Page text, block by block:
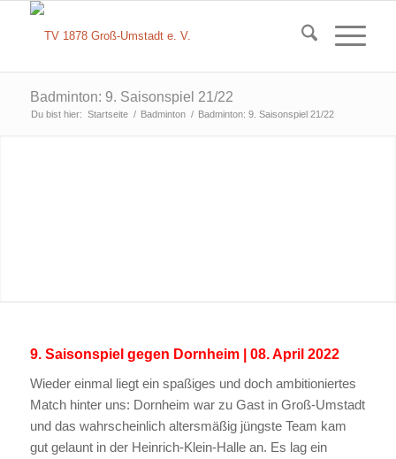
Badminton: 9. Saisonspiel 21/22
Du bist hier: Startseite / Badminton / Badminton: 9. Saisonspiel 21/22
9. Saisonspiel gegen Dornheim | 08. April 2022
Wieder einmal liegt ein spaßiges und doch ambitioniertes
Match hinter uns: Dornheim war zu Gast in Groß-Umstadt
und das wahrscheinlich altersmäßig jüngste Team kam
gut gelaunt in der Heinrich-Klein-Halle an. Es lag ein